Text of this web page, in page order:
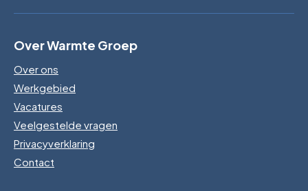
Over Warmte Groep
Over ons
Werkgebied
Vacatures
Veelgestelde vragen
Privacyverklaring
Contact